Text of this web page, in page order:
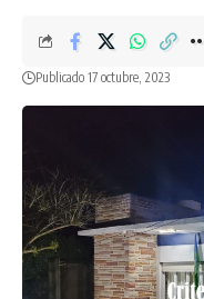
Publicado 17 octubre, 2023